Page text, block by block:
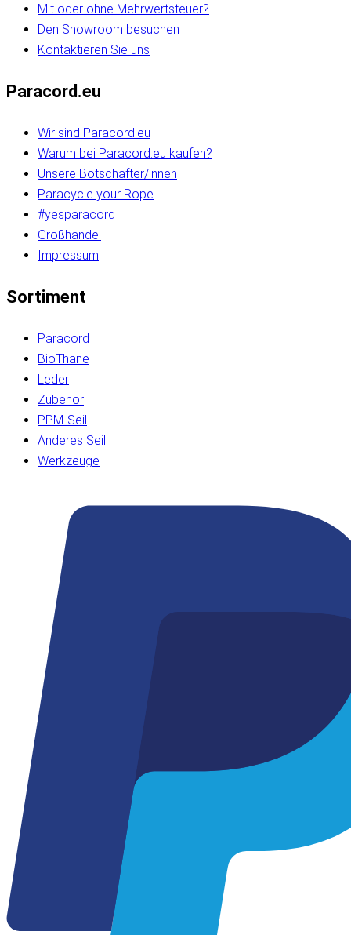
Mit oder ohne Mehrwertsteuer?
Den Showroom besuchen
Kontaktieren Sie uns
Paracord.eu
Wir sind Paracord.eu
Warum bei Paracord.eu kaufen?
Unsere Botschafter/innen
Paracycle your Rope
#yesparacord
Großhandel
Impressum
Sortiment
Paracord
BioThane
Leder
Zubehör
PPM-Seil
Anderes Seil
Werkzeuge